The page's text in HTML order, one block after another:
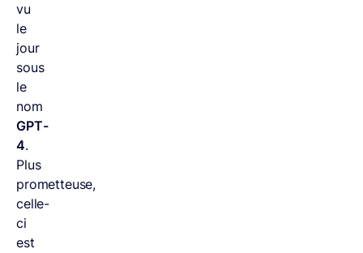
vu
le
jour
sous
le
nom
GPT-
4.
Plus
prometteuse,
celle-
ci
est